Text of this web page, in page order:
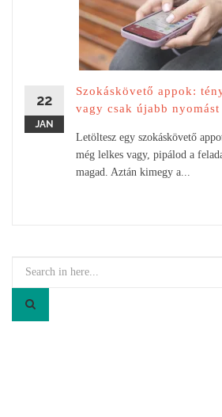
22
JAN
Szokáskövető appok:
vagy csak újabb nyomást
Letöltesz egy szokáskövető
még lelkes vagy, pipálod a
magad. Aztán kimegy a...